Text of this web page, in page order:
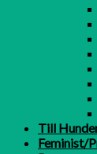
Till
Feminist/